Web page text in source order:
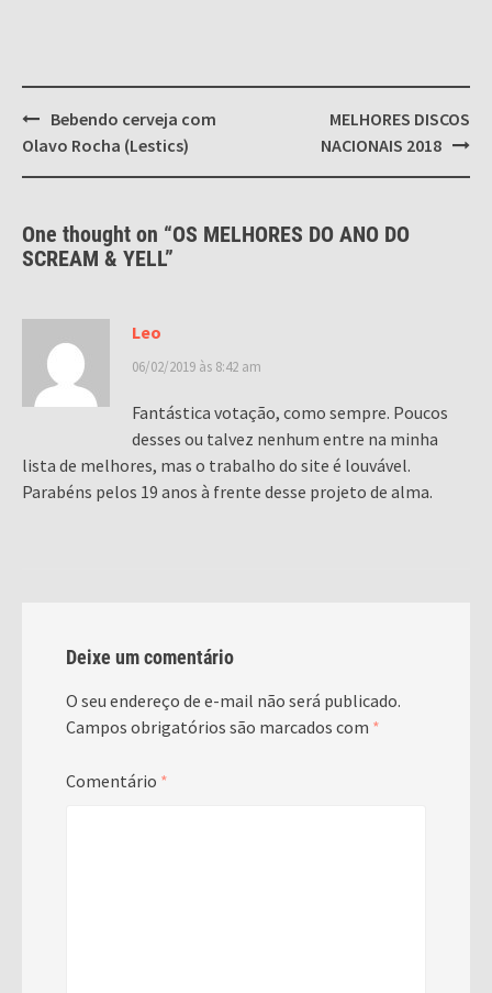
Post
navigation
Bebendo cerveja com
Olavo Rocha (Lestics)
MELHORES DISCOS
NACIONAIS 2018
One thought on “OS MELHORES DO ANO DO
SCREAM & YELL”
Leo
06/02/2019 às 8:42 am
Fantástica votação, como sempre. Poucos
desses ou talvez nenhum entre na minha
lista de melhores, mas o trabalho do site é louvável.
Parabéns pelos 19 anos à frente desse projeto de alma.
Deixe um comentário
O seu endereço de e-mail não será publicado.
Campos obrigatórios são marcados com *
Comentário *